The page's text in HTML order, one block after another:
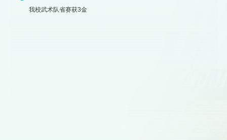
我校武术队省赛获3金